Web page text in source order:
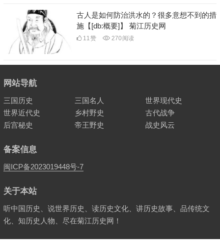
古人是如何防治洪水的？很多意想不到的措
施【[db:概要]】 菊江历史网
11赞 270 阅读
网站导航
三国历史 三国名人
世界现代史
世界近代史
乡村野史
古代战争
后宫秘史
帝王野史 战史风云
备案信息
闽ICP备2023019448号-7
关于本站
听中国历史、说世界历史、读历史文化、讲历史故事、品传统文
化、知历史人物、尽在菊江历史网！